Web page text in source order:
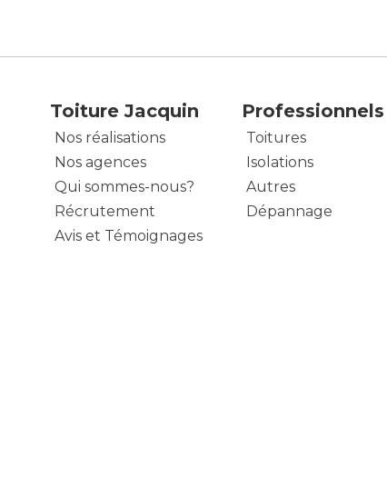
Toiture Jacquin
Nos réalisations
Nos agences
Qui sommes-nous?
Récrutement
Avis et Témoignages
Professionnels
Toitures
Isolations
Autres
Dépannage